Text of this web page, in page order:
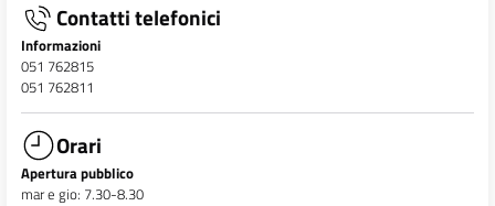
Contatti telefonici
Informazioni
051 762815
051 762811
Orari
Apertura pubblico
mar e gio: 7.30-8.30